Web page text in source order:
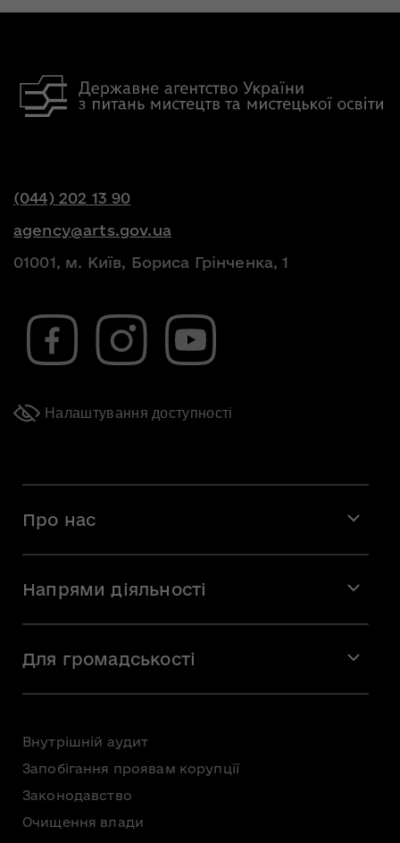
(044) 202 13 90
agency@arts.gov.ua
01001, м. Київ, Бориса Грінченка, 1
Налаштування доступності
Про нас
Команда
Вакансії
Напрями діяльності
Мистецька освіта
Для громадськості
Внутрішній аудит
Запобігання проявам корупції
Законодавство
Очищення влади